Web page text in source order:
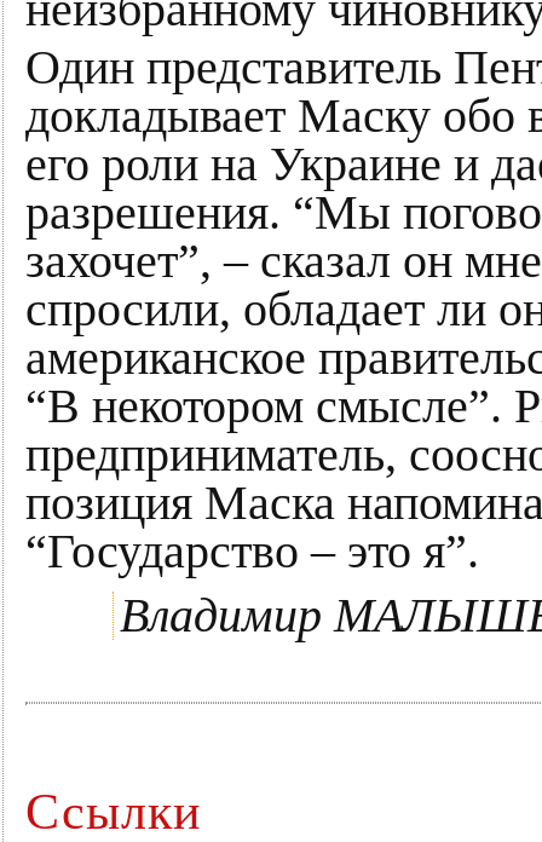
Один представитель
докладывает Маску обо
его роли на Украине и
разрешения. “Мы
захочет”, – сказал он
спросили, обладает ли
американское
“В некотором смысле”.
предприниматель,
позиция Маска
“Государство – это я”.
Владимир
Ссылки